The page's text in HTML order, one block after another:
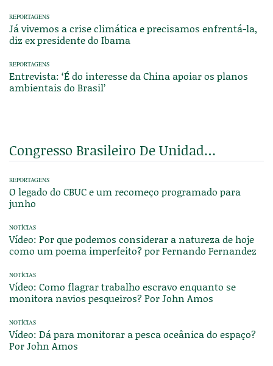
REPORTAGENS
Já vivemos a crise climática e precisamos enfrentá-la,
diz ex presidente do Ibama
REPORTAGENS
Entrevista: ‘É do interesse da China apoiar os planos
ambientais do Brasil’
Congresso Brasileiro De Unidades De Conservação
REPORTAGENS
O legado do CBUC e um recomeço programado para
junho
NOTÍCIAS
Vídeo: Por que podemos considerar a natureza de hoje
como um poema imperfeito? por Fernando Fernandez
NOTÍCIAS
Vídeo: Como flagrar trabalho escravo enquanto se
monitora navios pesqueiros? Por John Amos
NOTÍCIAS
Vídeo: Dá para monitorar a pesca oceânica do espaço?
Por John Amos